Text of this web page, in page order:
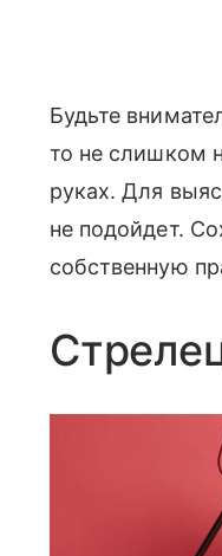
Будьте
то не слишком
руках. Для
не подойдет.
собственную